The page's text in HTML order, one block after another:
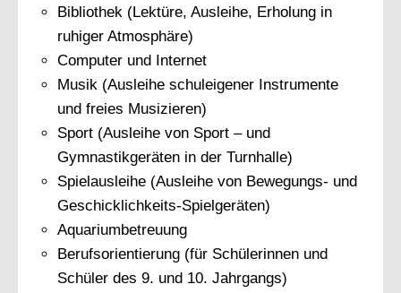
Bibliothek (Lektüre, Ausleihe, Erholung in
ruhiger Atmosphäre)
Computer und Internet
Musik (Ausleihe schuleigener Instrumente
und freies Musizieren)
Sport (Ausleihe von Sport – und
Gymnastikgeräten in der Turnhalle)
Spielausleihe (Ausleihe von Bewegungs- und
Geschicklichkeits-Spielgeräten)
Aquariumbetreuung
Berufsorientierung (für Schülerinnen und
Schüler des 9. und 10. Jahrgangs)